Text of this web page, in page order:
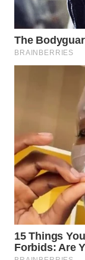
WAHANA
TANI
WAHANA
ADVOKAT
INFRASTRUKTUR
WAHANA
KONSUMEN
WAHANA
LISTRIK
WAHANA
TRAVEL